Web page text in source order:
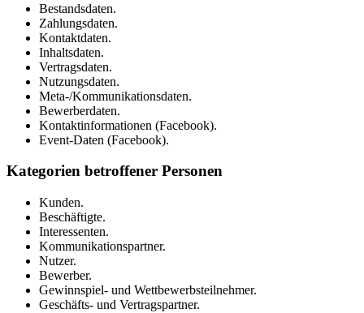
Bestandsdaten.
Zahlungsdaten.
Kontaktdaten.
Inhaltsdaten.
Vertragsdaten.
Nutzungsdaten.
Meta-/Kommunikationsdaten.
Bewerberdaten.
Kontaktinformationen (Facebook).
Event-Daten (Facebook).
Kategorien betroffener Personen
Kunden.
Beschäftigte.
Interessenten.
Kommunikationspartner.
Nutzer.
Bewerber.
Gewinnspiel- und Wettbewerbsteilnehmer.
Geschäfts- und Vertragspartner.